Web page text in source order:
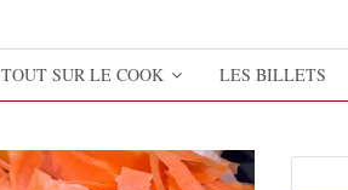
TOUT SUR LE COOK LES BILLETS